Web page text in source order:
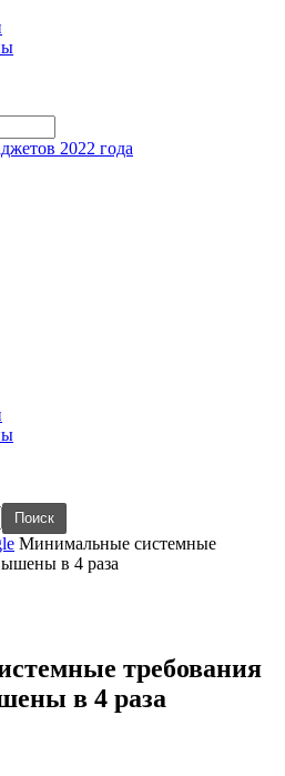
2022 года
Минимальные системные
в 4 раза
требования
в 4 раза